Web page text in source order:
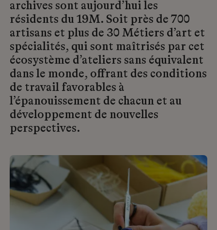
archives sont aujourd’hui les
résidents du 19M. Soit près de 700
artisans et plus de 30 Métiers d’art et
spécialités, qui sont maîtrisés par cet
écosystème d’ateliers sans équivalent
dans le monde, offrant des conditions
de travail favorables à
l’épanouissement de chacun et au
développement de nouvelles
perspectives.